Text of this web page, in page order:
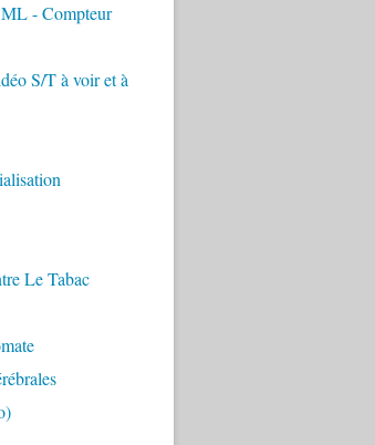
- Compteur
S/T à voir et à
Le Tabac